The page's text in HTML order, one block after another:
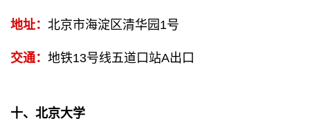
地址： 北京市海淀区清华园1号
交通： 地铁13号线五道口站A出口
十、北京大学